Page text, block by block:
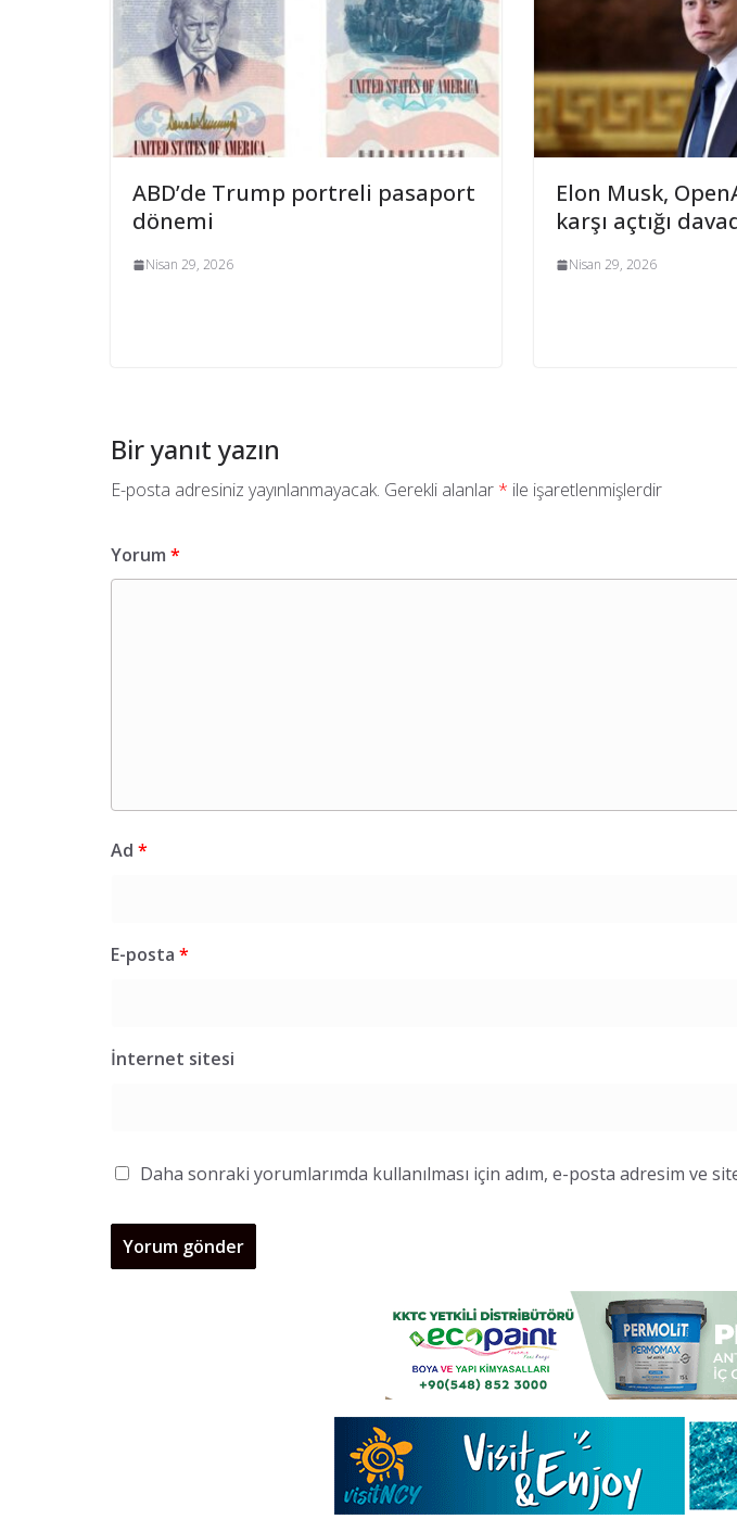
ABD’de Trump portreli pasaport
dönemi
Nisan 29, 2026
Elon Musk,
karşı açtığı
Nisan 29, 2026
Bir yanıt yazın
E-posta adresiniz yayınlanmayacak. Gerekli alanlar * ile işaretlenmişlerdir
Yorum *
Ad *
E-posta *
İnternet sitesi
Daha sonraki yorumlarımda kullanılması için adım, e-posta adresim ve